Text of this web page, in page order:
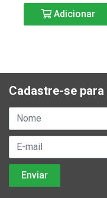
Adicionar
Cadastre-se